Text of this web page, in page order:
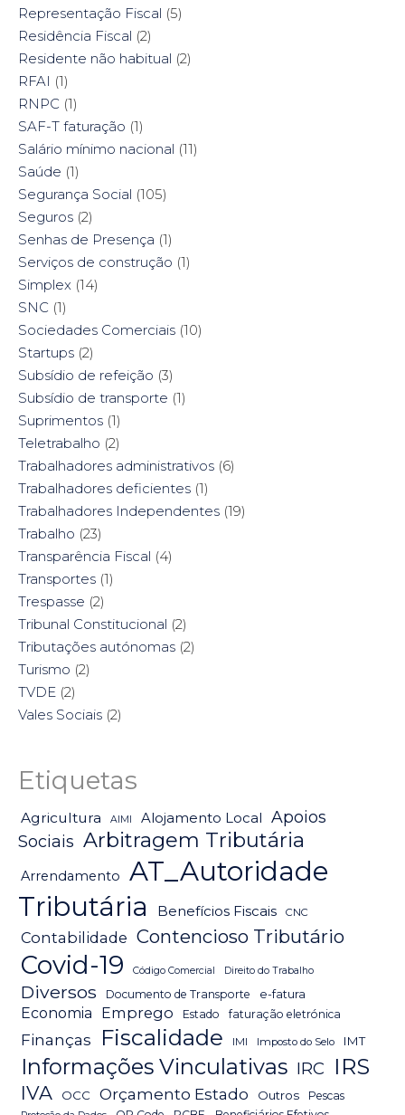
Representação Fiscal (5)
Residência Fiscal (2)
Residente não habitual (2)
RFAI (1)
RNPC (1)
SAF-T faturação (1)
Salário mínimo nacional (11)
Saúde (1)
Segurança Social (105)
Seguros (2)
Senhas de Presença (1)
Serviços de construção (1)
Simplex (14)
SNC (1)
Sociedades Comerciais (10)
Startups (2)
Subsídio de refeição (3)
Subsídio de transporte (1)
Suprimentos (1)
Teletrabalho (2)
Trabalhadores administrativos (6)
Trabalhadores deficientes (1)
Trabalhadores Independentes (19)
Trabalho (23)
Transparência Fiscal (4)
Transportes (1)
Trespasse (2)
Tribunal Constitucional (2)
Tributações autónomas (2)
Turismo (2)
TVDE (2)
Vales Sociais (2)
Etiquetas
Agricultura AIMI Alojamento Local
Apoios
Sociais Arbitragem Tributária
Arrendamento
AT_Autoridade
Tributária
Benefícios Fiscais CNC
Contabilidade Contencioso Tributário
Covid-19 Código Comercial Direito do Trabalho
Diversos Documento de Transporte e-fatura
Economia Emprego Estado faturação eletrónica
Finanças Fiscalidade IMI Imposto do Selo IMT
Informações Vinculativas IRC IRS
IVA OCC Orçamento Estado Outros Pescas